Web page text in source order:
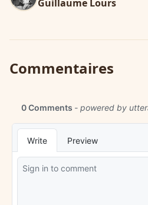
Guillaume Lours
Commentaires